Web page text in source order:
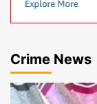
Crime News